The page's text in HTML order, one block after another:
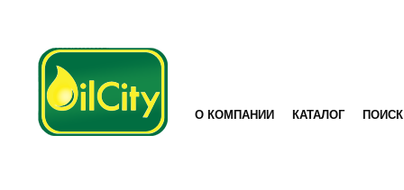
О КОМПАНИИ КАТАЛОГ ПОИСК